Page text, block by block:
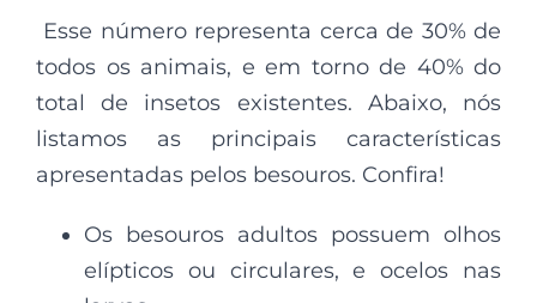
Esse número representa cerca de 30% de
todos os animais, e em torno de 40% do
total de insetos existentes. Abaixo, nós
listamos as principais características
apresentadas pelos besouros. Confira!
Os besouros adultos possuem olhos
elípticos ou circulares, e ocelos nas